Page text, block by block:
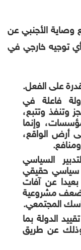
وصاية الأجنبي عن
أي توجيه خارجي في
على الفعل.
فاعلة في
وتنفذ وتتبع،
وإنما
أرض الواقع،
السياسي
سياسي حقيقي
عن آفات
تضعف مشروعية
المجتمعي.
الدولة بما
وذلك عن طريق